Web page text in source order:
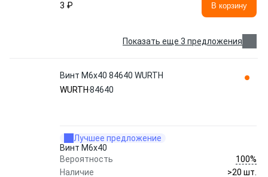
3 ₽
В корзину
Показать еще 3 предложения
Винт M6x40 84640 WURTH
WURTH 84640
Лучшее предложение
Винт M6x40
Вероятность
100%
Наличие
>20 шт.